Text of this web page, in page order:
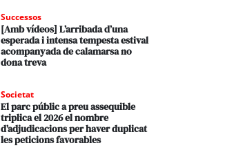
Successos
[Amb vídeos] L’arribada d’una
esperada i intensa tempesta estival
acompanyada de calamarsa no
dona treva
Societat
El parc públic a preu assequible
triplica el 2026 el nombre
d’adjudicacions per haver duplicat
les peticions favorables